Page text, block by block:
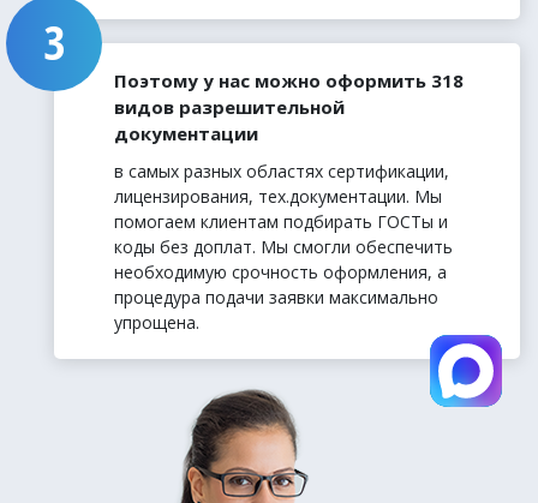
Поэтому у нас можно оформить 318
видов разрешительной
документации
в самых разных областях сертификации,
лицензирования, тех.документации. Мы
помогаем клиентам подбирать ГОСТы и
коды без доплат. Мы смогли обеспечить
необходимую срочность оформления, а
процедура подачи заявки максимально
упрощена.